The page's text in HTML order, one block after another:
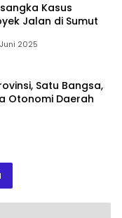
Kasus
Jalan di Sumut
2025
Satu Bangsa,
Otonomi Daerah